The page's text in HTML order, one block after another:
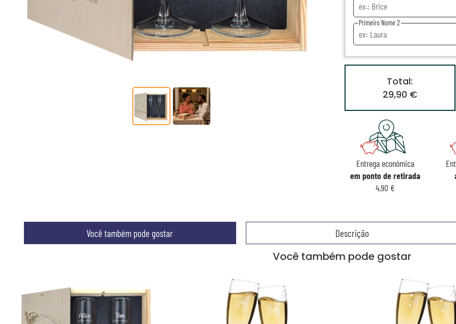
Primeiro Nome 2
Total:
29,90 €
Entrega económica
em ponto de retirada
4,90 €
Você também pode gostar Descrição
Você também pode gostar